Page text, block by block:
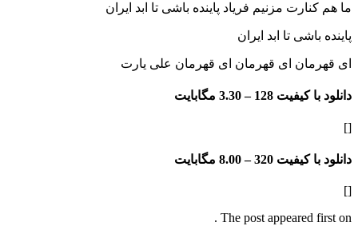
مزنیم فریاد پاینده باشی تا ابد ایران
تا ابد ایران
ای قهرمان ای قهرمان علی یارت
128 – 3.30 مگابایت
320 – 8.00 مگابایت
The post